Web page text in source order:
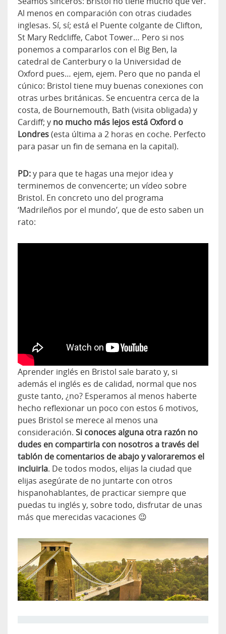
Al menos en comparación con otras ciudades
inglesas. Sí, sí; está el Puente colgante de Clifton,
St Mary Redcliffe, Cabot Tower… Pero si nos
ponemos a compararlos con el Big Ben, la
catedral de Canterbury o la Universidad de
Oxford pues… ejem, ejem. Pero que no panda el
cúnico: Bristol tiene muy buenas conexiones con
otras urbes británicas. Se encuentra cerca de la
costa, de Bournemouth, Bath (visita obligada) y
Cardiff; y no mucho más lejos está Oxford o
Londres(esta última a 2 horas en coche. Perfecto
para pasar un fin de semana en la capital).
PD:y para que te hagas una mejor idea y
terminemos de convencerte; un vídeo sobre
Bristol. En concreto uno del programa
‘Madrileños por el mundo’, que de esto saben un
rato:
Aprender inglés en Bristol sale barato y, si
además el inglés es de calidad, normal que nos
guste tanto, ¿no? Esperamos al menos haberte
hecho reflexionar un poco con estos 6 motivos,
pues Bristol se merece al menos una
consideración. Si conoces alguna otra razón no
dudes en compartirla con nosotros a través del
tablón de comentarios de abajo y valoraremos el
incluirla. De todos modos, elijas la ciudad que
elijas asegúrate de no juntarte con otros
hispanohablantes, de practicar siempre que
puedas tu inglés y, sobre todo, disfrutar de unas
más que merecidas vacaciones 😉